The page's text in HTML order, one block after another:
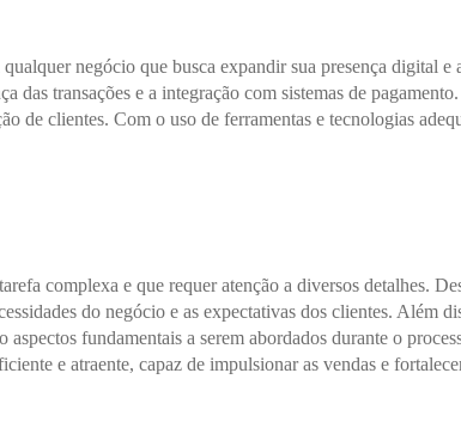
negócio que busca expandir sua presença digital
das transações e a integração com sistemas de
de clientes. Com o uso de ferramentas e tecnologias
complexa e que requer atenção a diversos detalhes.
do negócio e as expectativas dos clientes. Além
aspectos fundamentais a serem abordados durante o
e atraente, capaz de impulsionar as vendas e